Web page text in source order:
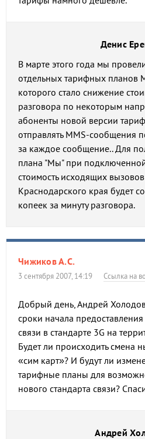
Денис
В марте этого года мы
отдельных тарифных планов
которого стало снижение
разговора по некоторым
абоненты новой версии
отправлять MMS-сообщения
за каждое сообщение.. Для
плана "Мы" при
стоимость исходящих
Краснодарского края будет
копеек за минуту разговора.
Чижиков А.С.
3 сентября 2007, 14:19 Ссылка на
Добрый день, Андрей
сроки начала
связи в стандарте 3G на
Будет ли происходить смена
«сим карт»? И будут ли
тарифные планы для
нового стандарта связи?
Андрей